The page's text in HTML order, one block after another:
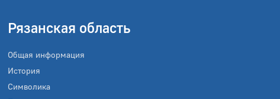
Рязанская область
Общая информация
История
Символика